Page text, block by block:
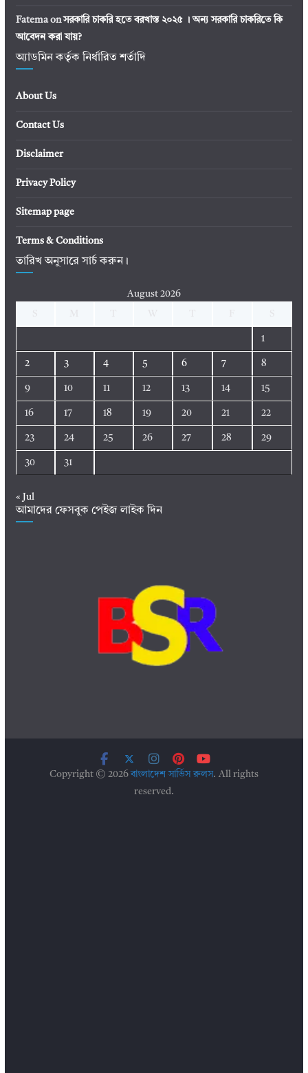
Fatemaonসরকারি চাকরি হতে বরখাস্ত ২০২৫ । অন্য সরকারি চাকরিতে কি
আবেদন করা যায়?
অ্যাডমিন কর্তৃক নির্ধারিত শর্তাদি
About Us
Contact Us
Disclaimer
Privacy Policy
Sitemap page
Terms & Conditions
তারিখ অনুসারে সার্চ করুন।
August 2026
1
2 3 4 5 6 7 8
9 10 11 12 13 14 15
16 17 18 19 20 21 22
23 24 25 26 27 28 29
30 31
« Jul
আমাদের ফেসবুক পেইজ লাইক দিন
Copyright © 2026বাংলাদেশ সার্ভিস রুলস. All rights
reserved.